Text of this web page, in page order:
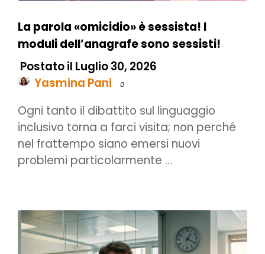
La parola «omicidio» è sessista! I
moduli dell’anagrafe sono sessisti!
Postato il Luglio 30, 2026
Yasmina Pani
0
Ogni tanto il dibattito sul linguaggio
inclusivo torna a farci visita; non perché
nel frattempo siano emersi nuovi
problemi particolarmente …